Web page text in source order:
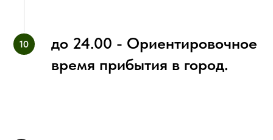
до 24.00 - Ориентировочное
время прибытия в город.